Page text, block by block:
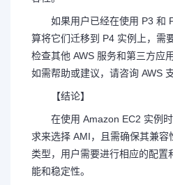
如果用户已经在使用 P3 和
算将它们迁移到 P4 实例上，需
检查其他 AWS 服务和第三方应
如需帮助或建议，请咨询 AWS
【结论】
在使用 Amazon EC2 实例时
求来选择 AMI，且需确保其兼容
类型，用户需要进行相应的配置
能和稳定性。